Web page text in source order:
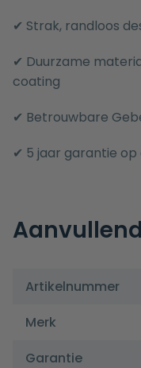
✔ Strak, randloos
✔ Duurzame
coating
✔ Betrouwbare
✔ 5 jaar garantie
Artikelnummer
Merk
Garantie